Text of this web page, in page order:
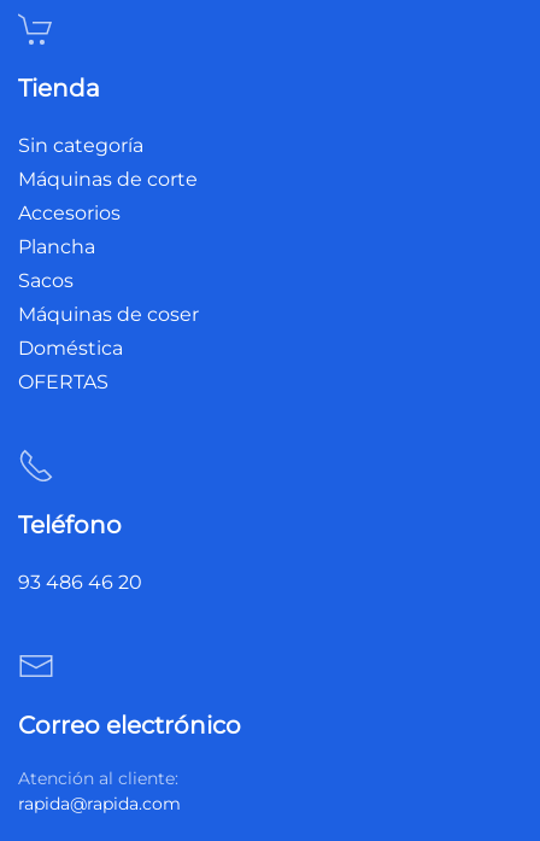
Tienda
Sin categoría
Máquinas de corte
Accesorios
Plancha
Sacos
Máquinas de coser
Doméstica
OFERTAS
Teléfono
93 486 46 20
Correo electrónico
Atención al cliente:
rapida@rapida.com